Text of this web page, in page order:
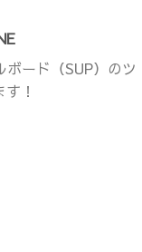
ード（SUP）のツ
！